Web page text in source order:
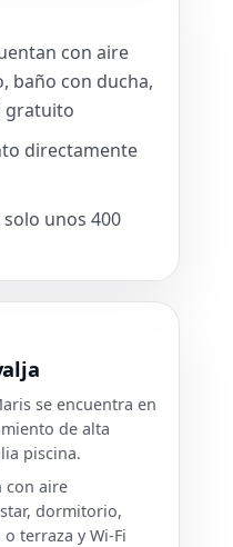
con aire
baño con ducha,
gratuito
directamente
unos 400
se encuentra en
de alta
piscina.
con aire
dormitorio,
terraza y Wi-Fi